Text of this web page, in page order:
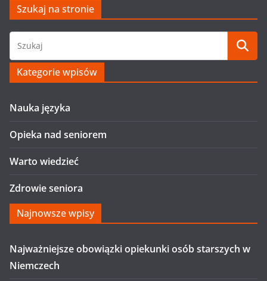
Szukaj na stronie
Kategorie wpisów
Nauka języka
Opieka nad seniorem
Warto wiedzieć
Zdrowie seniora
Najnowsze wpisy
Najważniejsze obowiązki opiekunki osób starszych w
Niemczech